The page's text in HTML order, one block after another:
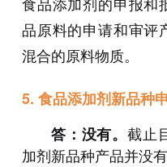
品原料的申请和审评
混合的原料物质。
5. 食品添加剂新品种
答：没有。截止
加剂新品种产品并没